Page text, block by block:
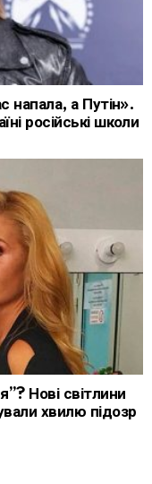
напала, а Путін».
російські школи
Нові світлини
хвилю підозр